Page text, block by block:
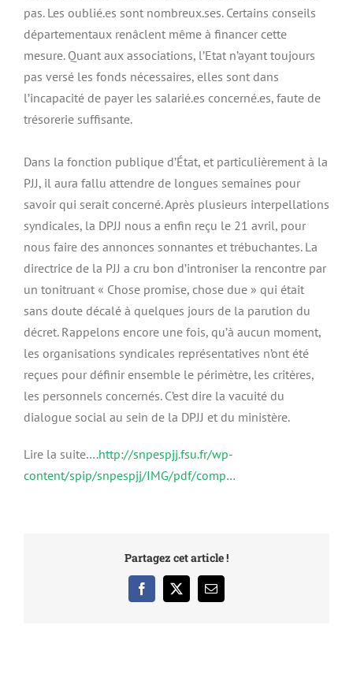
pas. Les oublié.es sont nombreux.ses. Certains conseils
départementaux renâclent même à financer cette
mesure. Quant aux associations, l’Etat n’ayant toujours
pas versé les fonds nécessaires, elles sont dans
l’incapacité de payer les salarié.es concerné.es, faute de
trésorerie suffisante.
Dans la fonction publique d’État, et particulièrement à la
PJJ, il aura fallu attendre de longues semaines pour
savoir qui serait concerné. Après plusieurs interpellations
syndicales, la DPJJ nous a enfin reçu le 21 avril, pour
nous faire des annonces sonnantes et trébuchantes. La
directrice de la PJJ a cru bon d’introniser la rencontre par
un tonitruant « Chose promise, chose due » qui était
sans doute décalé à quelques jours de la parution du
décret. Rappelons encore une fois, qu’à aucun moment,
les organisations syndicales représentatives n’ont été
reçues pour définir ensemble le périmètre, les critères,
les personnels concernés. C’est dire la vacuité du
dialogue social au sein de la DPJJ et du ministère.
Lire la suite….http://snpespjj.fsu.fr/wp-
content/spip/snpespjj/IMG/pdf/comp…
Partagez cet article !
Facebook
X Email